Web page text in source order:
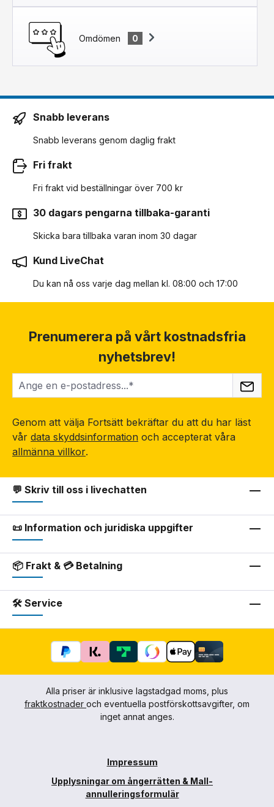
Omdömen 0
Snabb leverans
Snabb leverans genom daglig frakt
Fri frakt
Fri frakt vid beställningar över 700 kr
30 dagars pengarna tillbaka-garanti
Skicka bara tillbaka varan inom 30 dagar
Kund LiveChat
Du kan nå oss varje dag mellan kl. 08:00 och 17:00
Prenumerera på vårt kostnadsfria
nyhetsbrev!
Genom att välja Fortsätt bekräftar du att du har läst
vår data skyddsinformation och accepterat våra
allmänna villkor.
💬 Skriv till oss i livechatten
📜 Information och juridiska uppgifter
📦 Frakt & 💳 Betalning
🛠 Service
Alla priser är inklusive lagstadgad moms, plus
fraktkostnader och eventuella postförskottsavgifter, om
inget annat anges.
Impressum
Upplysningar om ångerrätten & Mall-
annulleringsformulär